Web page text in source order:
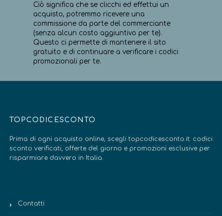
Ciò significa che se clicchi ed effettui un
acquisto, potremmo ricevere una
commissione da parte del commerciante
(senza alcun costo aggiuntivo per te).
Questo ci permette di mantenere il sito
gratuito e di continuare a verificare i codici
promozionali per te.
TOPCODICESCONTO
Prima di ogni acquisto online, scegli topcodicesconto.it: codici
sconto verificati, offerte del giorno e promozioni esclusive per
risparmiare davvero in Italia.
Contatti